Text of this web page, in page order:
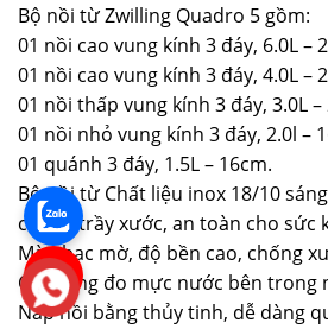
Bộ nồi từ Zwilling Quadro 5 gồm:
01 nồi cao vung kính 3 đáy, 6.0L –
01 nồi cao vung kính 3 đáy, 4.0L –
01 nồi thấp vung kính 3 đáy, 3.0L –
01 nồi nhỏ vung kính 3 đáy, 2.0l –
01 quánh 3 đáy, 1.5L – 16cm.
Bộ nồi từ Chất liệu inox 18/10
chống trầy xước, an toàn cho sức
Màu bạc mờ, độ bền cao, chống
Có thang đo mực nước bên trong
Nắp nồi bằng thủy tinh, dễ dàng